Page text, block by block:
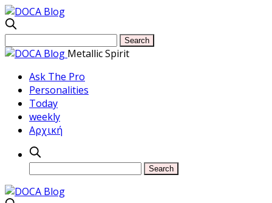
Metallic Spirit
Ask The Pro
Personalities
Today
weekly
Αρχική